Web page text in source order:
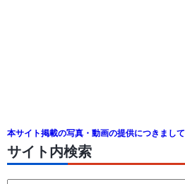
本サイト掲載の写真・動画の提供につきまして
サイト内検索